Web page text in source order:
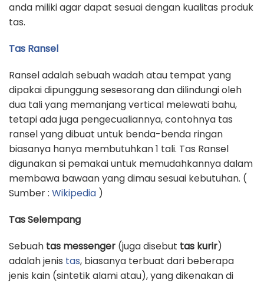
anda miliki agar dapat sesuai dengan kualitas produk
tas.
Tas Ransel
Ransel adalah sebuah wadah atau tempat yang
dipakai dipunggung sesesorang dan dilindungi oleh
dua tali yang memanjang vertical melewati bahu,
tetapi ada juga pengecualiannya, contohnya tas
ransel yang dibuat untuk benda-benda ringan
biasanya hanya membutuhkan 1 tali. Tas Ransel
digunakan si pemakai untuk memudahkannya dalam
membawa bawaan yang dimau sesuai kebutuhan. (
Sumber : Wikipedia )
Tas Selempang
Sebuah tas messenger (juga disebut tas kurir)
adalah jenis tas, biasanya terbuat dari beberapa
jenis kain (sintetik alami atau), yang dikenakan di